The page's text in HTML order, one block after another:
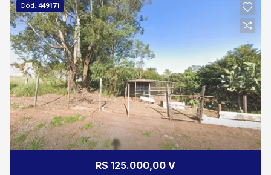
Cód.449171
R$ 125.000,00 V